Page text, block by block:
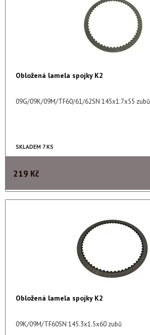
Obložená lamela spojky K2
09G/09K/09M/TF60/61/62SN 145x1.7x55 zubů
SKLADEM 7 KS
219 Kč
Obložená lamela spojky K2
09K/09M/TF60SN 145.3x1.5x60 zubů